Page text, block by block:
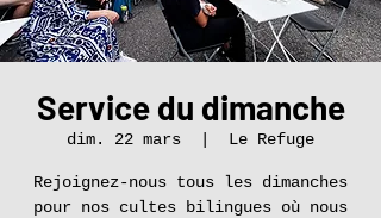
Service du dimanche
dim. 22 mars Le Refuge
Rejoignez-nous tous les dimanches
pour nos cultes bilingues où nous